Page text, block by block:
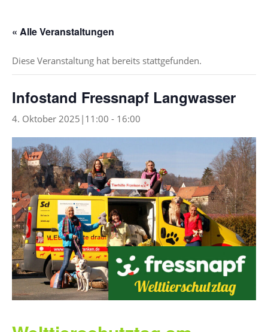
« Alle Veranstaltungen
Diese Veranstaltung hat bereits stattgefunden.
Infostand Fressnapf Langwasser
4. Oktober 2025|11:00 - 16:00